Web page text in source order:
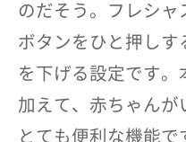
のだそう。フレシャ
ボタンをひと押しす
を下げる設定です。
加えて、赤ちゃんが
とても便利な機能で